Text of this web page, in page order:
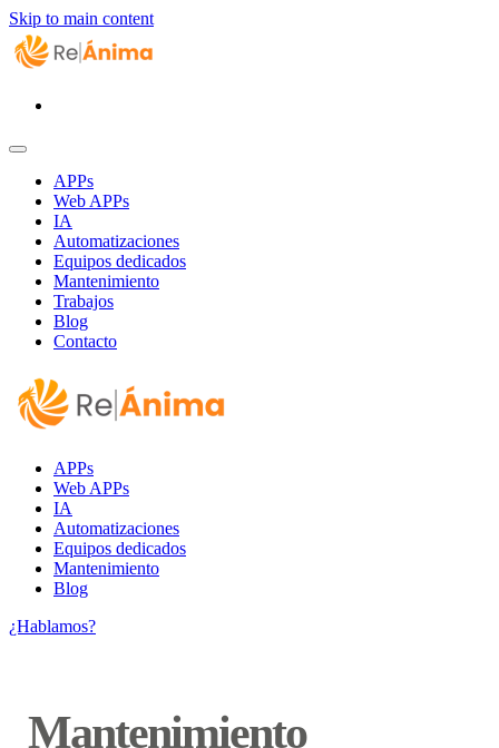
Skip to main content
APPs
Web APPs
IA
Automatizaciones
Equipos dedicados
Mantenimiento
Trabajos
Blog
Contacto
APPs
Web APPs
IA
Automatizaciones
Equipos dedicados
Mantenimiento
Blog
¿Hablamos?
Mantenimiento